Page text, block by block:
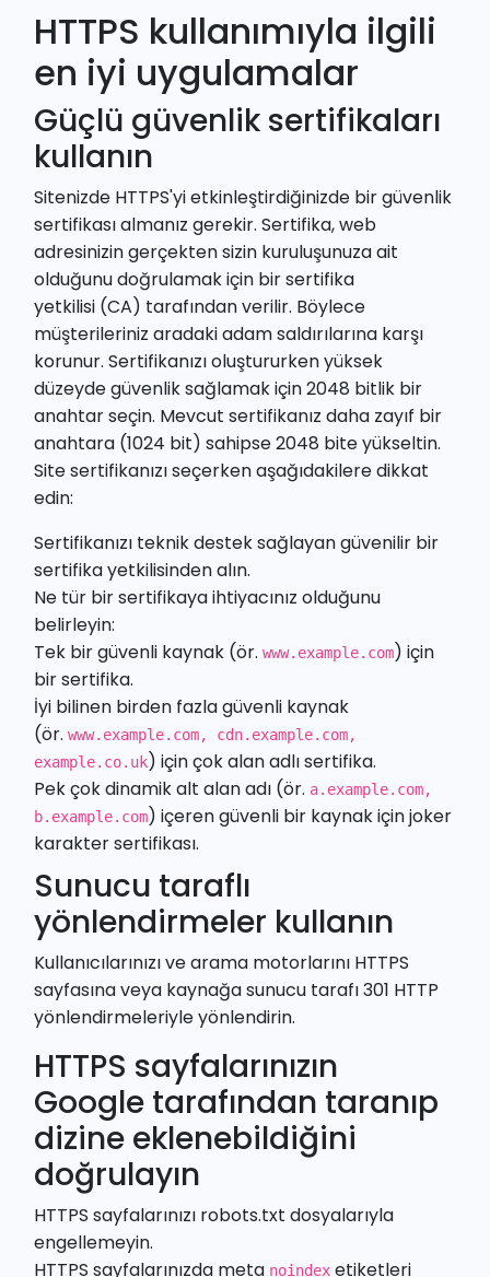
HTTPS kullanımıyla ilgili
en iyi uygulamalar
Güçlü güvenlik sertifikaları
kullanın
Sitenizde HTTPS'yi etkinleştirdiğinizde bir güvenlik
sertifikası almanız gerekir. Sertifika, web
adresinizin gerçekten sizin kuruluşunuza ait
olduğunu doğrulamak için birsertifika
yetkilisi (CA) tarafından verilir. Böylece
müşterileriniz aradaki adam saldırılarına karşı
korunur. Sertifikanızı oluştururken yüksek
düzeyde güvenlik sağlamak için 2048 bitlik bir
anahtar seçin. Mevcut sertifikanız daha zayıf bir
anahtara (1024 bit) sahipse 2048 bite yükseltin.
Site sertifikanızı seçerken aşağıdakilere dikkat
edin:
Sertifikanızı teknik destek sağlayan güvenilir bir
sertifika yetkilisinden alın.
Ne tür bir sertifikaya ihtiyacınız olduğunu
belirleyin:
Tek bir güvenli kaynak (ör.www.example.com) için
bir sertifika.
İyi bilinen birden fazla güvenli kaynak
(ör.www.example.com, cdn.example.com,
example.co.uk) için çok alan adlı sertifika.
Pek çok dinamik alt alan adı (ör. a.example.com,
b.example.com) içeren güvenli bir kaynak için joker
karakter sertifikası.
Sunucu taraflı
yönlendirmeler kullanın
Kullanıcılarınızı ve arama motorlarını HTTPS
sayfasına veya kaynağa sunucu tarafı 301 HTTP
yönlendirmeleriyle yönlendirin.
HTTPS sayfalarınızın
Google tarafından taranıp
dizine eklenebildiğini
doğrulayın
HTTPS sayfalarınızı robots.txt dosyalarıyla
engellemeyin.
HTTPS sayfalarınızda meta noindex etiketleri